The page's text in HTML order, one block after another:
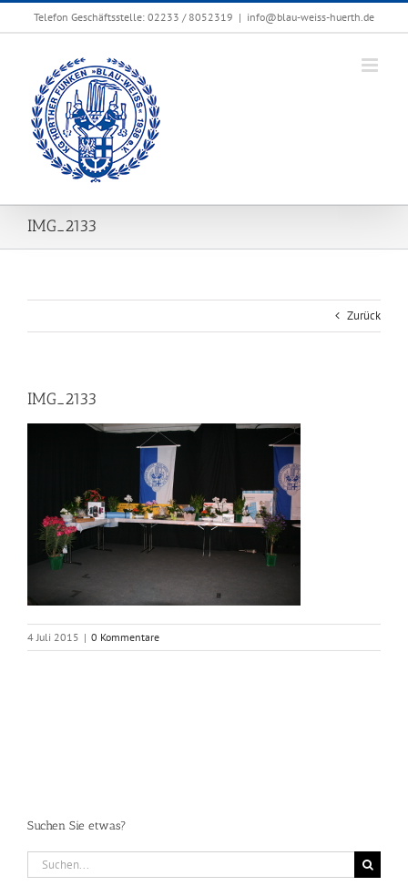
Zum
Telefon Geschäftsstelle: 02233 / 8052319 | info@blau-weiss-huerth.de
IMG_2133
Zurück
IMG_2133
4 Juli 2015 | 0 Kommentare
Suchen Sie etwas?
Suche
nach: